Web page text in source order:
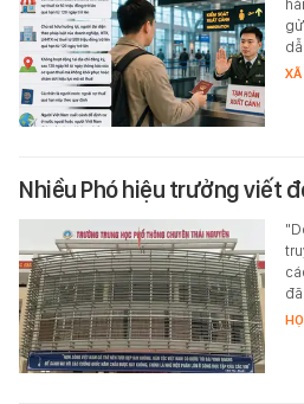
XÃ
Nhiều Phó hiệu trưởng viết